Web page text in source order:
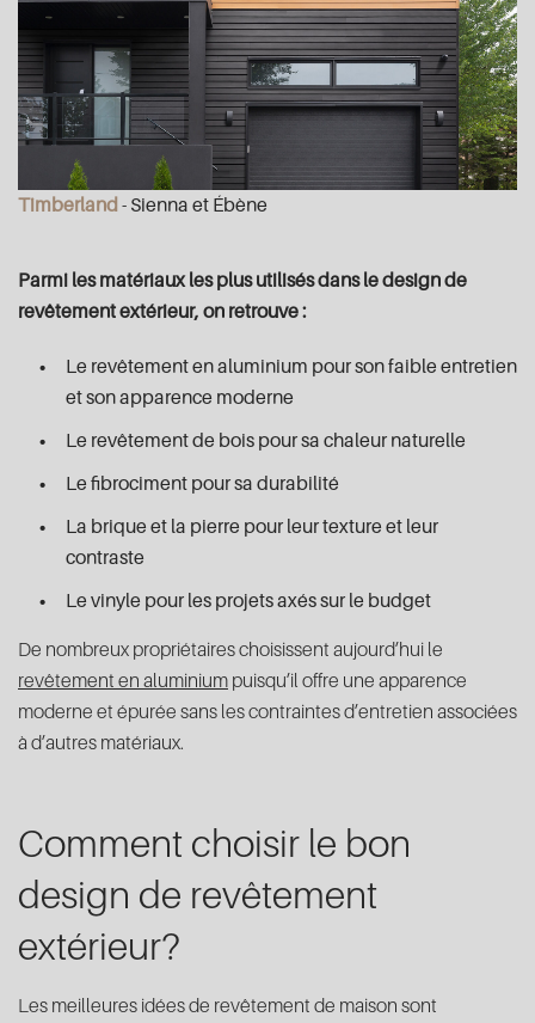
Timberland - Sienna et Ébène
Parmi les matériaux les plus utilisés dans le design de
revêtement extérieur, on retrouve :
Le revêtement en aluminium pour son faible entretien
et son apparence moderne
Le revêtement de bois pour sa chaleur naturelle
Le fibrociment pour sa durabilité
La brique et la pierre pour leur texture et leur
contraste
Le vinyle pour les projets axés sur le budget
De nombreux propriétaires choisissent aujourd’hui le
revêtement en aluminium puisqu’il offre une apparence
moderne et épurée sans les contraintes d’entretien associées
à d’autres matériaux.
Comment choisir le bon
design de revêtement
extérieur?
Les meilleures idées de revêtement de maison sont